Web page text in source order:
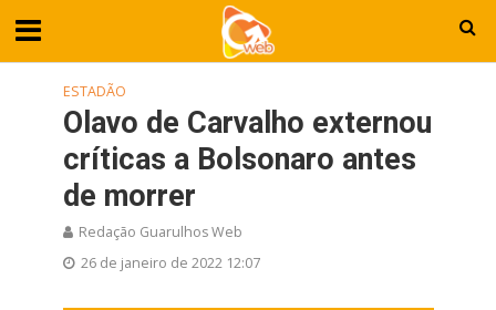
ESTADÃO
Olavo de Carvalho externou
críticas a Bolsonaro antes
de morrer
Redação Guarulhos Web
26 de janeiro de 2022 12:07